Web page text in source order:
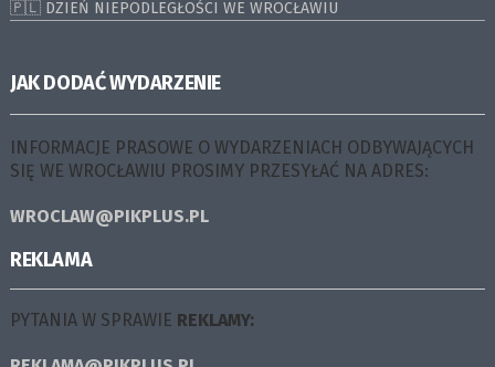
🇵🇱 DZIEŃ NIEPODLEGŁOŚCI WE WROCŁAWIU
JAK DODAĆ WYDARZENIE
INFORMACJE PRASOWE O WYDARZENIACH ODBYWAJĄCYCH
SIĘ WE WROCŁAWIU PROSIMY PRZESYŁAĆ NA ADRES:
WROCLAW@PIKPLUS.PL
REKLAMA
PYTANIA W SPRAWIE REKLAMY: